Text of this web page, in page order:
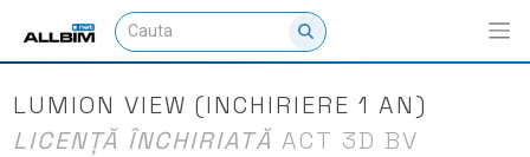
LUMION VIEW (INCHIRIERE 1 AN)
LICENȚĂ ÎNCHIRIATĂ ACT 3D BV